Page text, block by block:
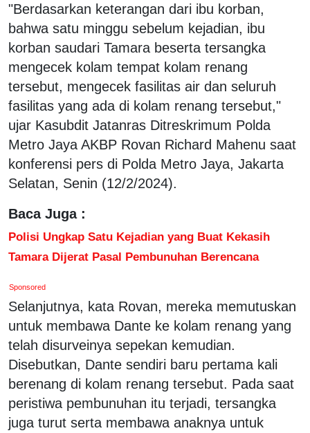
"Berdasarkan keterangan dari ibu korban,
bahwa satu minggu sebelum kejadian, ibu
korban saudari Tamara beserta tersangka
mengecek kolam tempat kolam renang
tersebut, mengecek fasilitas air dan seluruh
fasilitas yang ada di kolam renang tersebut,"
ujar Kasubdit Jatanras Ditreskrimum Polda
Metro Jaya AKBP Rovan Richard Mahenu saat
konferensi pers di Polda Metro Jaya, Jakarta
Selatan, Senin (12/2/2024).
Baca Juga :
Polisi Ungkap Satu Kejadian yang Buat Kekasih
Tamara Dijerat Pasal Pembunuhan Berencana
Sponsored
Selanjutnya, kata Rovan, mereka memutuskan
untuk membawa Dante ke kolam renang yang
telah disurveinya sepekan kemudian.
Disebutkan, Dante sendiri baru pertama kali
berenang di kolam renang tersebut. Pada saat
peristiwa pembunuhan itu terjadi, tersangka
juga turut serta membawa anaknya untuk